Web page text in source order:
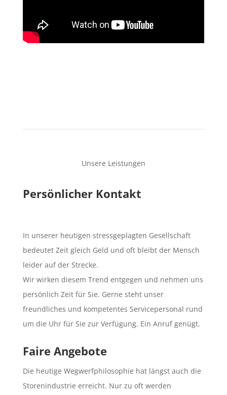
Unsere Leistungen
Persönlicher Kontakt
In unserer heutigen stressgeplagten Gesellschaft
bedeutet Zeit gleich Geld und oft bleibt der Mensch
leider auf der Strecke.
Wir wirken diesem Trend entgegen und nehmen uns
persönlich Zeit für Sie. Gerne steht unser
freundliches und kompetentes Servicepersonal rund
um die Uhr für Sie zur Verfügung. Ein Anruf genügt.
Faire Angebote
Die heutige Wegwerfphilosophie hat längst auch die
Storenindustrie erreicht. Nur zu oft werden